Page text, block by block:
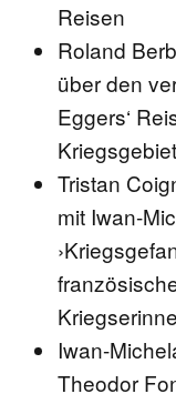
Reisen
Roland
über den
Eggers‘
Tristan
mit Iwan-
Iwan-
Theodor